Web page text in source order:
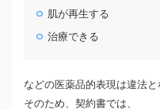
肌が再生する
治療できる
などの医薬品的表現は違法と
そのため、契約書では、